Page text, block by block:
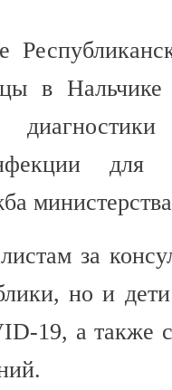
в Нальчике
для
за
но и
19, а также